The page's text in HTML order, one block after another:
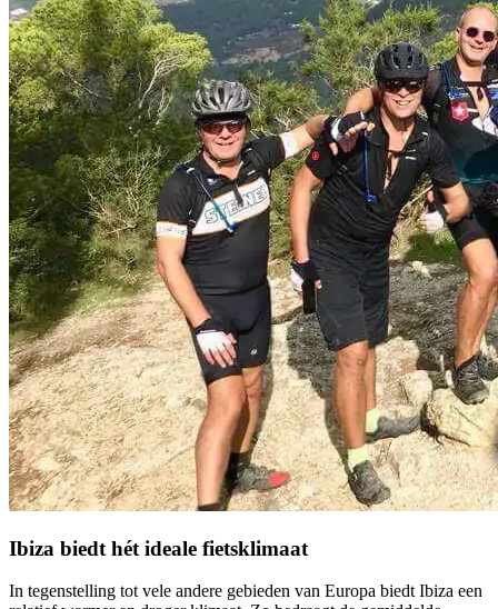
Ibiza biedt hét ideale fietsklimaat
In tegenstelling tot vele andere gebieden van Europa biedt Ibiza een